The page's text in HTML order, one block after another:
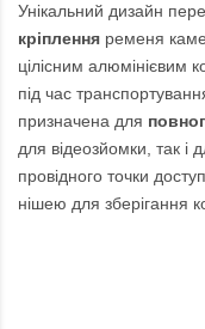
Унікальний дизайн
кріплення ременя
цілісним алюмінієвим
під час
призначена для
для відеозйомки, так і
провідного точки
нішею для зберігання